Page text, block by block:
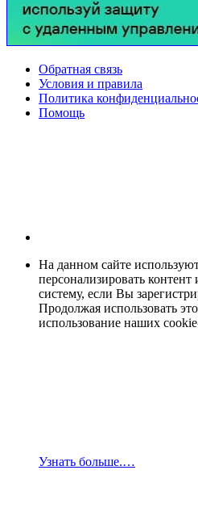
Обратная связь
Условия и правила
Политика
Помощь
На данном сайте
персонализировать
систему, если Вы
Продолжая использовать
использование наших
Узнать больше.…